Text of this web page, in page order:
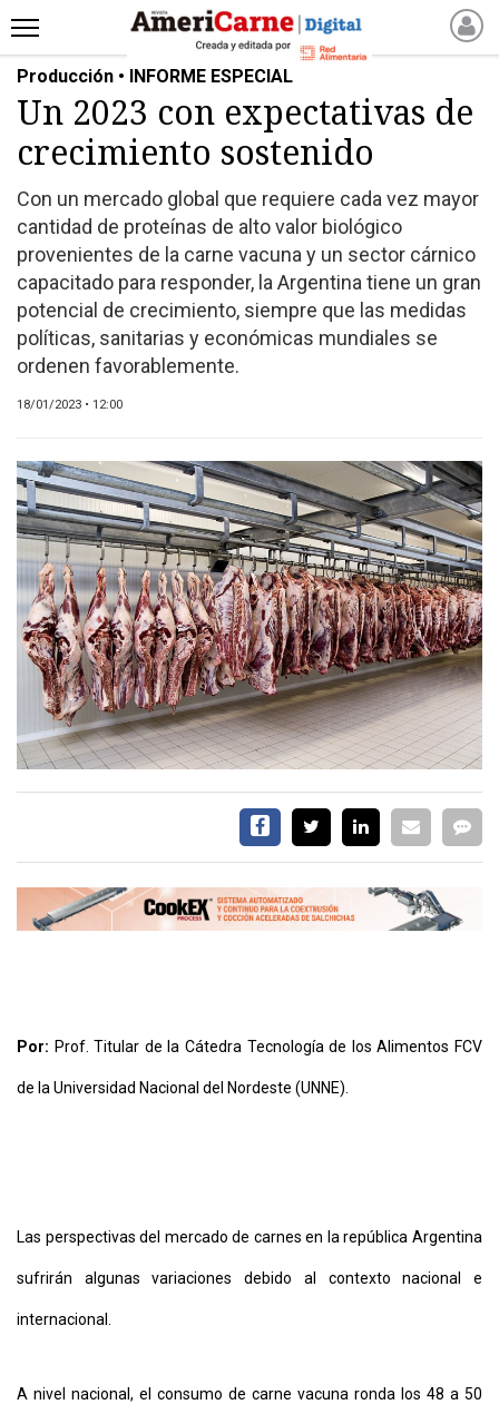
INICIO
NOTICIAS RECIENTES
NOTICIAS
PRODUCCIÓN
PROCESO
PRODUCTO
NUEVOS PRODUCTOS
MARKETPLACE
REVISTAS
DE CARNE VACUNA
EVENTOS Y
CAPACITACIONES
DIRECTORIO
CALENDARIO
MEDIA KIT
SERVICIOS
POLÍTICAS
PRIVACIDAD
Producción • INFORME ESPECIAL
Un 2023 con expectativas de
crecimiento sostenido
Con un mercado global que requiere cada vez mayor
cantidad de proteínas de alto valor biológico
provenientes de la carne vacuna y un sector cárnico
capacitado para responder, la Argentina tiene un gran
potencial de crecimiento, siempre que las medidas
políticas, sanitarias y económicas mundiales se
ordenen favorablemente.
18/01/2023 • 12:00
Por: Prof. Titular de la Cátedra Tecnología de los Alimentos FCV
de la Universidad Nacional del Nordeste (UNNE).
Las perspectivas del mercado de carnes en la república Argentina
sufrirán algunas variaciones debido al contexto nacional e
internacional.
A nivel nacional, el consumo de carne vacuna ronda los 48 a 50